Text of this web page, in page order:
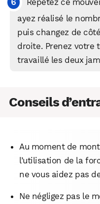
ayez réalisé le
puis changez de
droite. Prenez votre
travaillé les deux
Conseils
Au moment de
l’utilisation de la
ne vous aidez pas
Ne négligez pas le